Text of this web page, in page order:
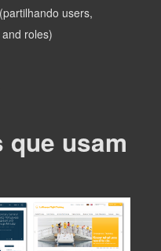
users,
roles)
que usam